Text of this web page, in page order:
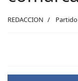
REDACCION